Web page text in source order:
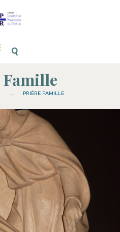
PRIÈRE FAMILLE
CPCR
DE ST